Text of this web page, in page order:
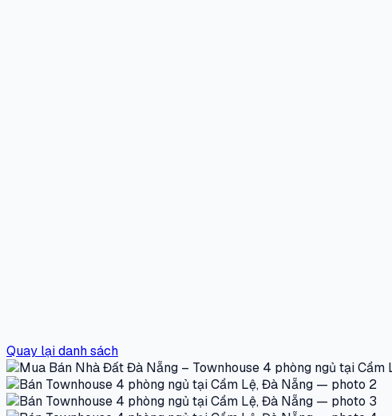
Quay lại danh sách